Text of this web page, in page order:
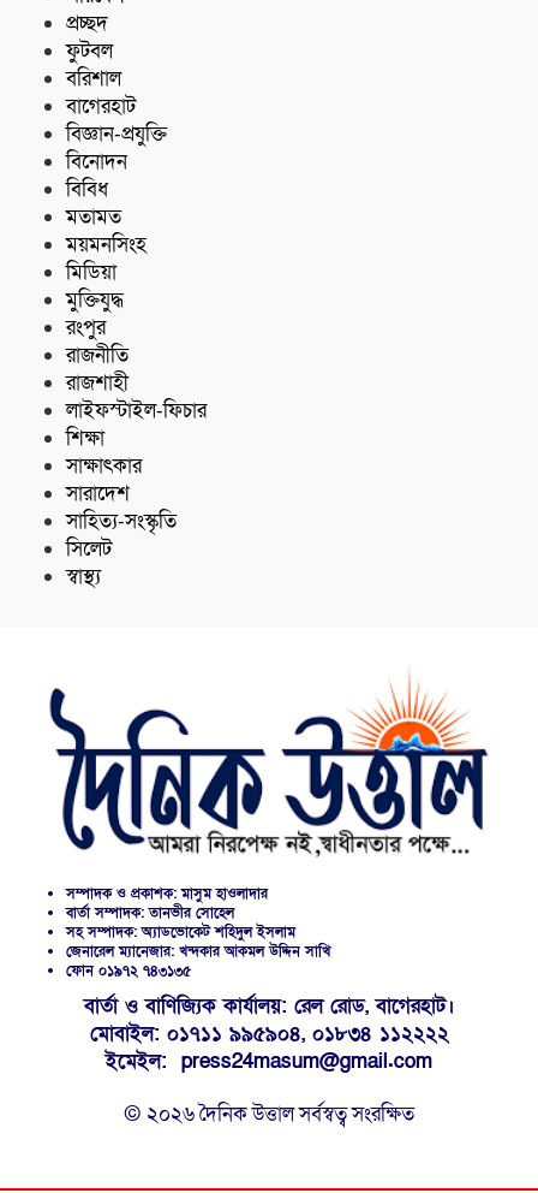
প্রচ্ছদ
ফুটবল
বরিশাল
বাগেরহাট
বিজ্ঞান-প্রযুক্তি
বিনোদন
বিবিধ
মতামত
ময়মনসিংহ
মিডিয়া
মুক্তিযুদ্ধ
রংপুর
রাজনীতি
রাজশাহী
লাইফস্টাইল-ফিচার
শিক্ষা
সাক্ষাৎকার
সারাদেশ
সাহিত্য-সংস্কৃতি
সিলেট
স্বাস্থ্য
সম্পাদক ও প্রকাশক: মাসুম হাওলাদার
বার্তা সম্পাদক: তানভীর সোহেল
সহ সম্পাদক: অ্যাডভোকেট শহিদুল ইসলাম
জেনারেল ম্যানেজার: খন্দকার আকমল উদ্দিন সাখি
ফোন ০১৯৭২ ৭৪৩১৩৫
বার্তা ও বাণিজ্যিক কার্যালয়: রেল রোড, বাগেরহাট।
মোবাইল: ০১৭১১ ৯৯৫৯০৪, ০১৮৩৪ ১১২২২২
ইমেইল: press24masum@gmail.com
© ২০২৬ দৈনিক উত্তাল সর্বস্বত্ব সংরক্ষিত